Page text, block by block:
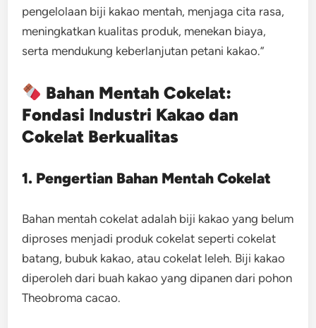
pengelolaan biji kakao mentah, menjaga cita rasa,
meningkatkan kualitas produk, menekan biaya,
serta mendukung keberlanjutan petani kakao.”
Bahan Mentah Cokelat:
Fondasi Industri Kakao dan
Cokelat Berkualitas
1. Pengertian Bahan Mentah Cokelat
Bahan mentah cokelat adalah biji kakao yang belum
diproses menjadi produk cokelat seperti cokelat
batang, bubuk kakao, atau cokelat leleh. Biji kakao
diperoleh dari buah kakao yang dipanen dari pohon
Theobroma cacao.